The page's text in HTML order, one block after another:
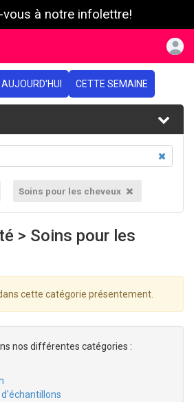
vous à notre infolettre!
AUJOURD'HUI CETTE SEMAINE
Soins pour les cheveux
> Soins pour les
cette catégorie présentement.
nos différentes catégories :